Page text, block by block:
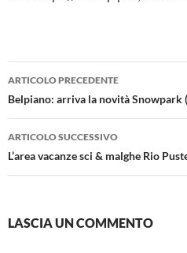
Navigazione
articolo
ARTICOLO PRECEDENTE
Belpiano: arriva la novità Snowpark
ARTICOLO SUCCESSIVO
L’area vacanze sci & malghe Rio
LASCIA UN COMMENTO